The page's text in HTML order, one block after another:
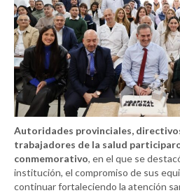
Autoridades provinciales,
trabajadores de la salud
conmemorativo, en el que se
institución, el compromiso de sus
continuar fortaleciendo la atención